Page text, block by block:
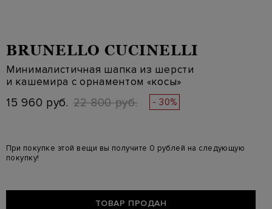
BRUNELLO CUCINELLI
Минималистичная шапка из шерсти
и кашемира с орнаментом «косы»
15 960 руб. 22 800 руб. - 30%
При покупке этой вещи вы получите 0 рублей на следующую
покупку!
ТОВАР ПРОДАН